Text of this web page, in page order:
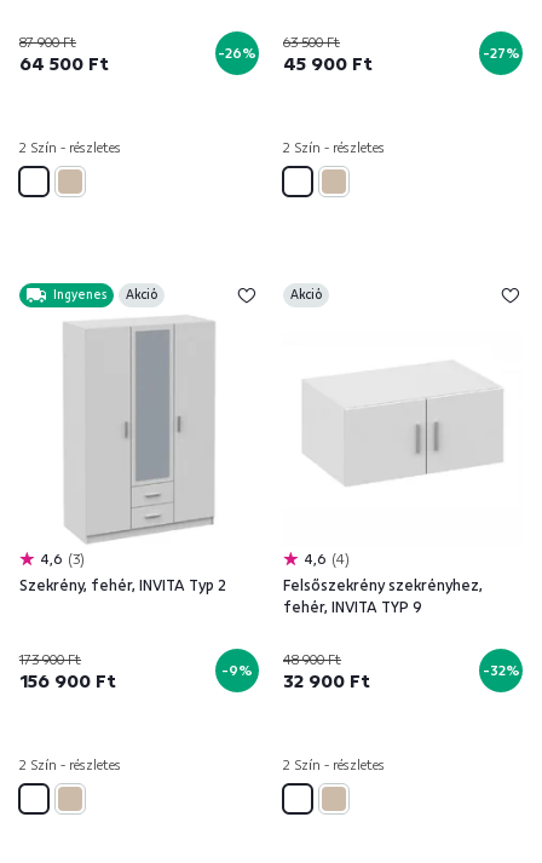
87 900 Ft
64 500 Ft -26%
2 Szín - részletes
63 500 Ft
45 900 Ft -27%
2 Szín - részletes
Ingyenes Akció
4,6 3
Szekrény, fehér, INVITA Typ 2
173 900 Ft
156 900 Ft -9%
2 Szín - részletes
Akció
4,6 4
Felsőszekrény szekrényhez,
fehér, INVITA TYP 9
48 900 Ft
32 900 Ft -32%
2 Szín - részletes